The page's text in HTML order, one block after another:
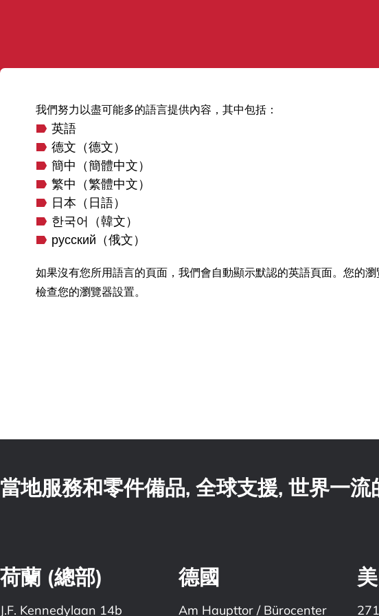
我們努力以盡可能多的語言提供內容，其中包括：
英語
德文（德文）
簡中（簡體中文）
繁中（繁體中文）
日本（日語）
한국어（韓文）
русский（俄文）
如果沒有您所用語言的頁面，我們會自動顯示默認的英語頁面。您的
檢查您的瀏覽器設置。
當地服務和零件備品, 全球支援, 世界一流
荷蘭 (總部)
J.F. Kennedylaan 14b
德國
Am Haupttor / Bürocenter